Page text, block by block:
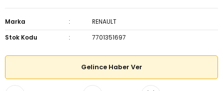
Marka
RENAULT
Stok Kodu
7701351697
Gelince Haber Ver